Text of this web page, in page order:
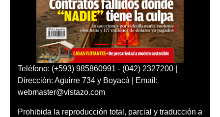
Teléfono: (+593) 985860991 - (042) 2327200 |
Dirección: Aguirre 734 y Boyacá | Email:
webmaster@vistazo.com
Prohibida la reproducción total, parcial y traducción a